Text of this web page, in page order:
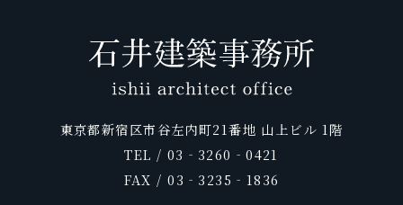
東京都新宿区市谷左内町21番地 山上ビル 1階
TEL / 03‐3260‐0421
FAX / 03‐3235‐1836